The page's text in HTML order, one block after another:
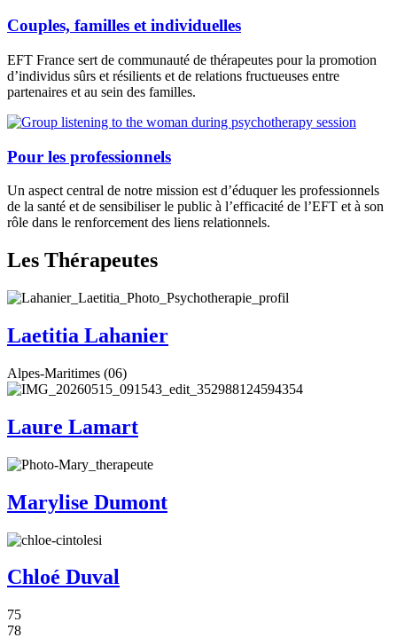
Couples, familles et individuelles
EFT France sert de communauté de thérapeutes pour la promotion
d’individus sûrs et résilients et de relations fructueuses entre
partenaires et au sein des familles.
Pour les professionnels
Un aspect central de notre mission est d’éduquer les professionnels
de la santé et de sensibiliser le public à l’efficacité de l’EFT et à son
rôle dans le renforcement des liens relationnels.
Les Thérapeutes
Laetitia Lahanier
Alpes-Maritimes (06)
Laure Lamart
Marylise Dumont
Chloé Duval
75
78